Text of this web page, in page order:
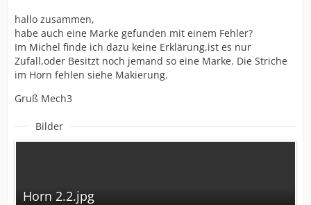
hallo zusammen,
habe auch eine Marke gefunden mit einem Fehler?
Im Michel finde ich dazu keine Erklärung,ist es nur
Zufall,oder Besitzt noch jemand so eine Marke. Die Striche
im Horn fehlen siehe Makierung.
Gruß Mech3
Bilder
Horn 2.2.jpg